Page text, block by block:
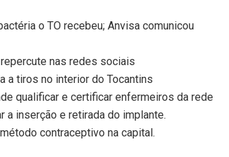
o TO recebeu; Anvisa comunicou
nas redes sociais
a tiros no interior do Tocantins
qualificar e certificar enfermeiros da rede
a inserção e retirada do implante.
contraceptivo na capital.